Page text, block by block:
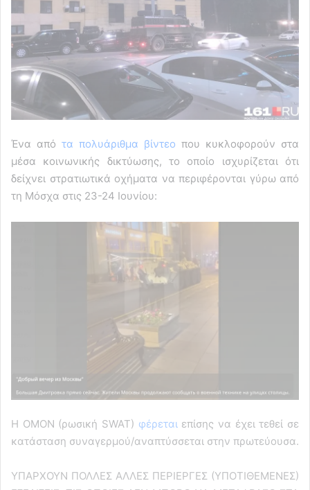
Ένα από τα πολυάριθμα βίντεο που κυκλοφορούν στα
μέσα κοινωνικής δικτύωσης, το οποίο ισχυρίζεται ότι
δείχνει στρατιωτικά οχήματα να περιφέρονται γύρω από
τη Μόσχα στις 23-24 Ιουνίου:
Η OMON (ρωσική SWAT) φέρεται επίσης να έχει τεθεί σε
κατάσταση συναγερμού/αναπτύσσεται στην πρωτεύουσα.
ΥΠΑΡΧΟΥΝ ΠΟΛΛΕΣ ΑΛΛΕΣ ΠΕΡΙΕΡΓΕΣ (ΥΠΟΤΙΘΕΜΕΝΕΣ)